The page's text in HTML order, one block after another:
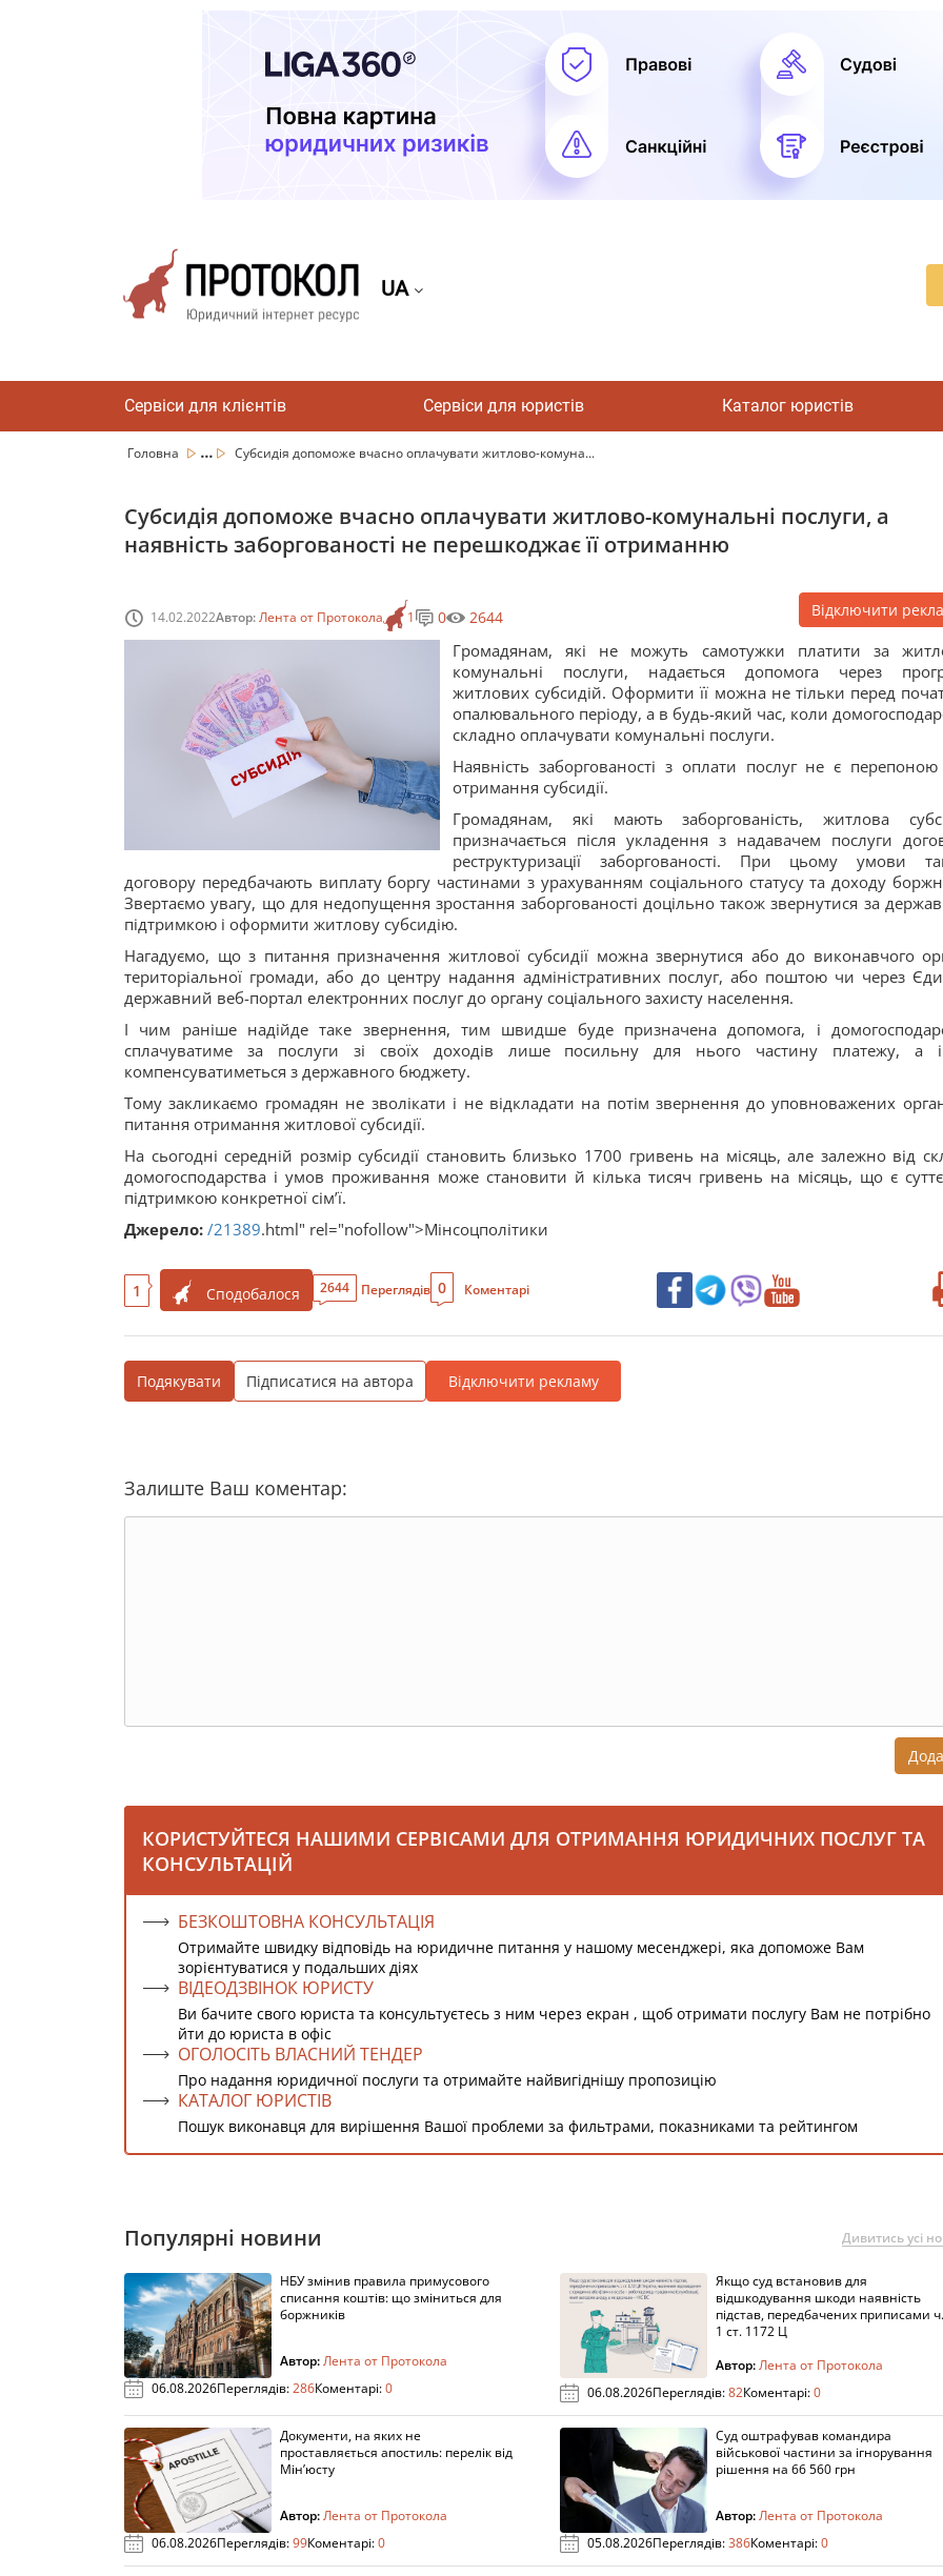
UA
Сервіси для клієнтів Сервіси для юристів Каталог юристів
Головна ... Субсидія допоможе вчасно оплачувати житлово-комуна...
Субсидія допоможе вчасно оплачувати житлово-комунальні послуги, а
наявність заборгованості не перешкоджає її отриманню
14.02.2022Автор:Лента от Протокола 1 0 2644 Відключити
Громадянам, які не можуть самотужки платити за
комунальні послуги, надається допомога через
житлових субсидій. Оформити її можна не тільки перед
опалювального періоду, а в будь-який час, коли
складно оплачувати комунальні послуги.
Наявність заборгованості з оплати послуг не є
отримання субсидії.
Громадянам, які мають заборгованість, житлова
призначається після укладення з надавачем послуги
реструктуризації заборгованості. При цьому умови
договору передбачають виплату боргу частинами з урахуванням соціального статусу та доходу
Звертаємо увагу, що для недопущення зростання заборгованості доцільно також звернутися за
підтримкою і оформити житлову субсидію.
Нагадуємо, що з питання призначення житлової субсидії можна звернутися або до виконавчого
територіальної громади, або до центру надання адміністративних послуг, або поштою чи через
державний веб-портал електронних послуг до органу соціального захисту населення.
І чим раніше надійде таке звернення, тим швидше буде призначена допомога, і
сплачуватиме за послуги зі своїх доходів лише посильну для нього частину платежу, а
компенсуватиметься з державного бюджету.
Тому закликаємо громадян не зволікати і не відкладати на потім звернення до уповноважених
питання отримання житлової субсидії.
На сьогодні середній розмір субсидії становить близько 1700 гривень на місяць, але залежно від
домогосподарства і умов проживання може становити й кілька тисяч гривень на місяць, що є
підтримкою конкретної сім’ї.
Джерело: /21389.html" rel="nofollow">Мінсоцполітики
1 Сподобалося 2644 Переглядів 0 Коментарі
Подякувати Підписатися на автора Відключити рекламу
Залиште Ваш коментар:
КОРИСТУЙТЕСЯ НАШИМИ СЕРВІСАМИ ДЛЯ ОТРИМАННЯ ЮРИДИЧНИХ ПОСЛУГ ТА
КОНСУЛЬТАЦІЙ
БЕЗКОШТОВНА КОНСУЛЬТАЦІЯ
Отримайте швидку відповідь на юридичне питання у нашому месенджері, яка допоможе Вам
зорієнтуватися у подальших діях
ВІДЕОДЗВІНОК ЮРИСТУ
Ви бачите свого юриста та консультуєтесь з ним через екран , щоб отримати послугу Вам не потрібно
йти до юриста в офіс
ОГОЛОСІТЬ ВЛАСНИЙ ТЕНДЕР
Про надання юридичної послуги та отримайте найвигіднішу пропозицію
КАТАЛОГ ЮРИСТІВ
Пошук виконавця для вирішення Вашої проблеми за фильтрами, показниками та рейтингом
Популярні новини Дивитись усі
НБУ змінив правила примусового
списання коштів: що зміниться для
боржників
Автор:Лента от Протокола
06.08.2026Переглядів:286Коментарі:0
Якщо суд встановив для
відшкодування шкоди наявність
підстав, передбачених приписами ч.
1 ст. 1172 Ц
Автор:Лента от Протокола
06.08.2026Переглядів:82Коментарі:0
Документи, на яких не
проставляється апостиль: перелік від
Мін’юсту
Автор:Лента от Протокола
06.08.2026Переглядів:99Коментарі:0
Суд оштрафував командира
військової частини за ігнорування
рішення на 66 560 грн
Автор:Лента от Протокола
05.08.2026Переглядів:386Коментарі:0